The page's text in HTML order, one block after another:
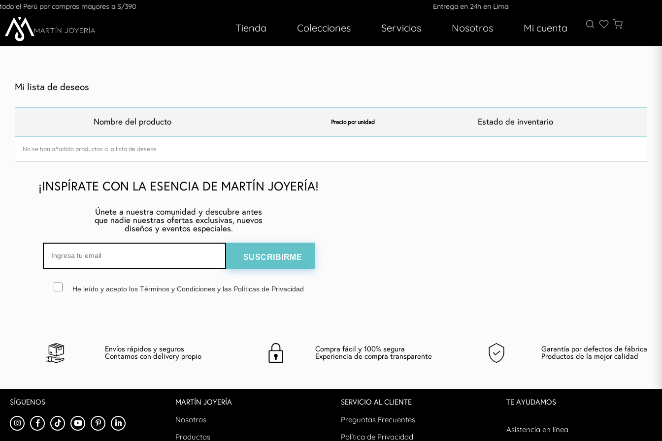
el Perú por compras mayores a S/390 Entrega en 24h en Lima
Tienda Colecciones Servicios Nosotros Mi cuenta
Mi lista de deseos
Nombre del producto Precio por unidad Estado de inventario
No se han añadido productos a la lista de deseos
¡INSPÍRATE CON LA ESENCIA DE MARTÍN JOYERÍA!
Únete a nuestra comunidad y descubre antes
que nadie nuestras ofertas exclusivas, nuevos
diseños y eventos especiales.
He leído y acepto los Términos y Condiciones y las Políticas de Privacidad
Envíos rápidos y seguros
Contamos con delivery propio
Compra fácil y 100% segura
Experiencia de compra transparente
Garantía por defectos de fábrica
Productos de la mejor calidad
SÍGUENOS MARTÍN JOYERÍA
Nosotros
Productos
SERVICIO AL CLIENTE
Preguntas Frecuentes
Política de Privacidad
TE AYUDAMOS
Asistencia en línea